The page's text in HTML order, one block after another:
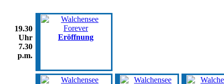
19.30
Uhr
7.30
p.m.
Eröffnung